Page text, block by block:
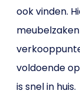
ook vinden.
voldoende
is snel in huis.